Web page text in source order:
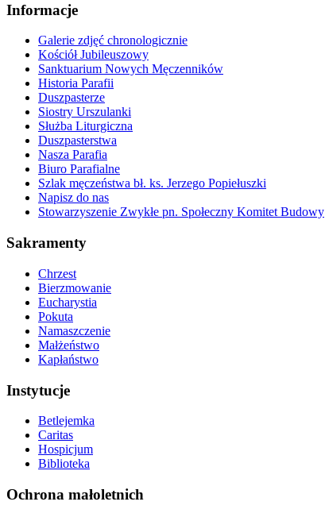
Informacje
Galerie zdjęć chronologicznie
Kościół Jubileuszowy
Sanktuarium Nowych Męczenników
Historia Parafii
Duszpasterze
Siostry Urszulanki
Służba Liturgiczna
Duszpasterstwa
Nasza Parafia
Biuro Parafialne
Szlak męczeństwa bł. ks. Jerzego Popiełuszki
Napisz do nas
Stowarzyszenie Zwykłe pn. Społeczny Komitet Budowy
Sakramenty
Chrzest
Bierzmowanie
Eucharystia
Pokuta
Namaszczenie
Małżeństwo
Kapłaństwo
Instytucje
Betlejemka
Caritas
Hospicjum
Biblioteka
Ochrona małoletnich